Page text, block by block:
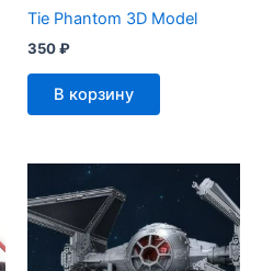
Tie Phantom 3D Model
350₽
В корзину